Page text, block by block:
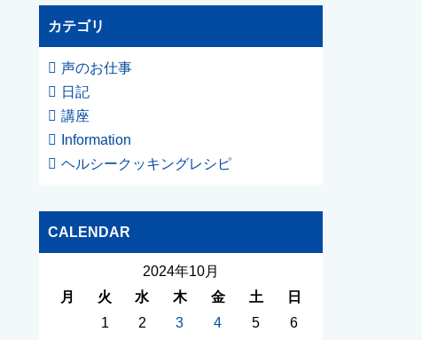
カテゴリ
声のお仕事
日記
講座
Information
ヘルシークッキングレシピ
CALENDAR
2024年10月
月
火 水 木 金 土
日
1
2 3 4 5
6